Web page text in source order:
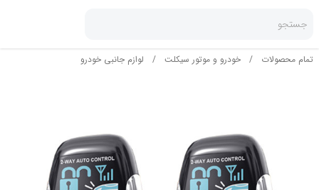
جستجو
تمام محصولات / خودرو و موتور سیکلت / لوازم جانبی خودرو